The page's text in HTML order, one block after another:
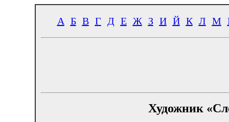
А Б В Г Д Е Ж З И Й К Л М
Художник